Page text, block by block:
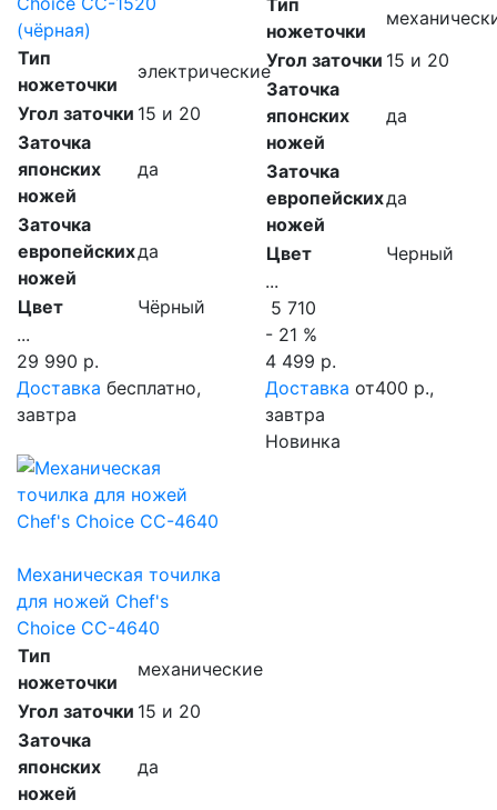
(чёрная)
Тип
ножеточки
электрические
Угол заточки 15 и 20
Заточка
японских
ножей
да
Заточка
европейских
ножей
да
Цвет
Чёрный
...
29 990 р.
Доставка бесплатно,
завтра
Тип
ножеточки
Угол заточки 15 и 20
Заточка
японских
ножей
да
Заточка
европейских
ножей
да
Цвет
Черный
...
5 710
- 21 %
4 499 р.
Доставка от400 р.,
завтра
Новинка
Механическая точилка
для ножей Chef's
Choice CC-4640
Тип
ножеточки
механические
Угол заточки 15 и 20
Заточка
японских
ножей
да